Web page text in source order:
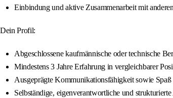
Einbindung und aktive Zusammenarbeit mit
Dein Profil:
Abgeschlossene kaufmännische oder technische
Mindestens 3 Jahre Erfahrung in vergleichbarer
Ausgeprägte Kommunikationsfähigkeit sowie
Selbständige, eigenverantwortliche und